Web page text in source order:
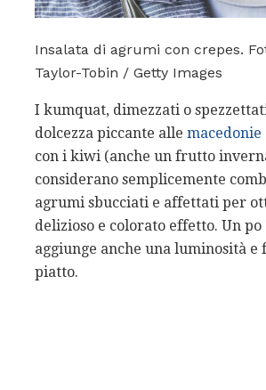
Insalata di agrumi con crepes.
Taylor-Tobin / Getty Images
I kumquat, dimezzati o
dolcezza piccante alle macedonie
con i kiwi (anche un frutto
considerano semplicemente
agrumi sbucciati e affettati per
delizioso e colorato effetto. Un
aggiunge anche una luminosità e
piatto.